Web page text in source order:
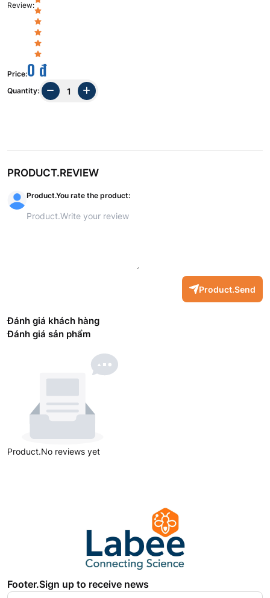
Review:
Price:0 đ
Quantity:
PRODUCT.REVIEW
Product.You rate the product:
Product.Send
Đánh giá khách hàng
Đánh giá sản phẩm
Product.No reviews yet
Footer.Sign up to receive news